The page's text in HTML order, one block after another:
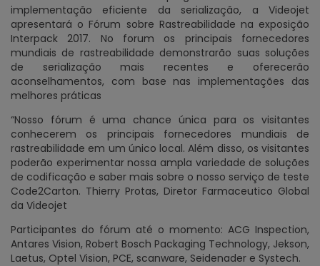
implementação eficiente da serialização, a Videojet
apresentará o Fórum sobre Rastreabilidade na exposição
Interpack 2017. No forum os principais fornecedores
mundiais de rastreabilidade demonstrarão suas soluções
de serialização mais recentes e oferecerão
aconselhamentos, com base nas implementações das
melhores práticas
“Nosso fórum é uma chance única para os visitantes
conhecerem os principais fornecedores mundiais de
rastreabilidade em um único local. Além disso, os visitantes
poderão experimentar nossa ampla variedade de soluções
de codificação e saber mais sobre o nosso serviço de teste
Code2Carton. Thierry Protas, Diretor Farmaceutico Global
da Videojet
Participantes do fórum até o momento: ACG Inspection,
Antares Vision, Robert Bosch Packaging Technology, Jekson,
Laetus, Optel Vision, PCE, scanware, Seidenader e Systech.